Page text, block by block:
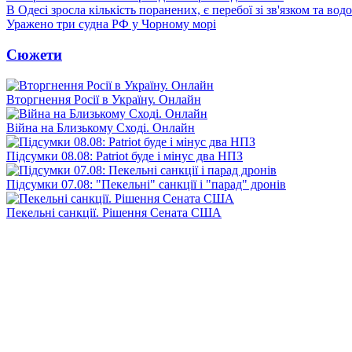
В Одесі зросла кількість поранених, є перебої зі зв'язком та
Уражено три судна РФ у Чорному морі
Сюжети
Вторгнення Росії в Україну. Онлайн
Війна на Близькому Сході. Онлайн
Підсумки 08.08: Patriot буде і мінус два НПЗ
Підсумки 07.08: "Пекельні" санкції і "парад" дронів
Пекельні санкції. Рішення Сената США